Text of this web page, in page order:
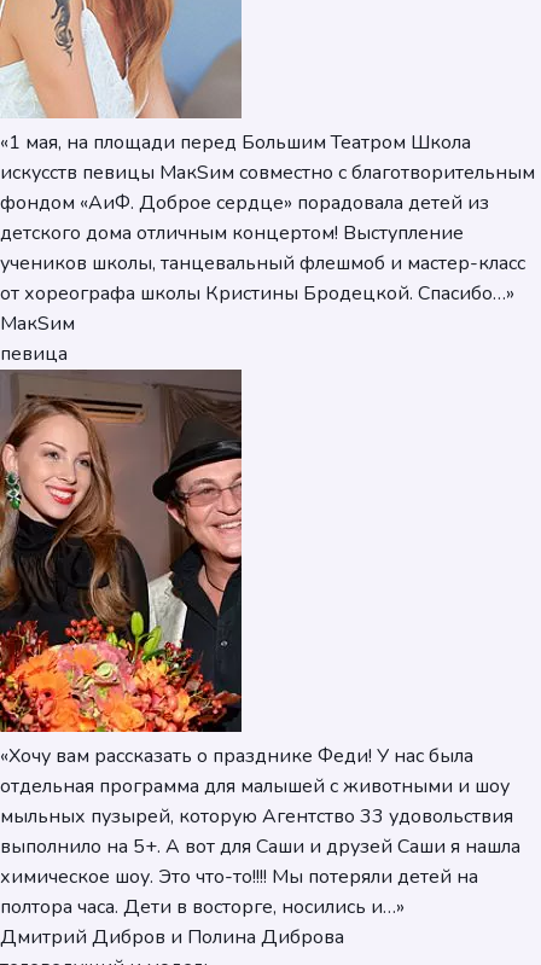
«1 мая, на площади перед Большим Театром Школа
искусств певицы МакSим совместно с благотворительным
фондом «АиФ. Доброе сердце» порадовала детей из
детского дома отличным концертом! Выступление
учеников школы, танцевальный флешмоб и мастер-класс
от хореографа школы Кристины Бродецкой. Спасибо…»
МакSим
певица
«Хочу вам рассказать о празднике Феди! У нас была
отдельная программа для малышей с животными и шоу
мыльных пузырей, которую Агентство 33 удовольствия
выполнило на 5+. А вот для Саши и друзей Саши я нашла
химическое шоу. Это что-то!!!! Мы потеряли детей на
полтора часа. Дети в восторге, носились и…»
Дмитрий Дибров и Полина Диброва